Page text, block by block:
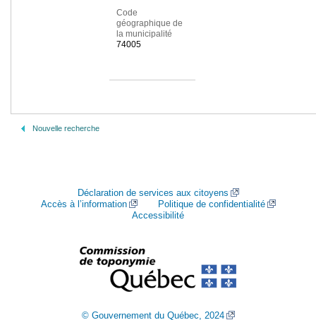
Code
géographique de
la municipalité
74005
Nouvelle recherche
Déclaration de services aux citoyens
Accès à l’information
Politique de confidentialité
Accessibilité
© Gouvernement du Québec, 2024